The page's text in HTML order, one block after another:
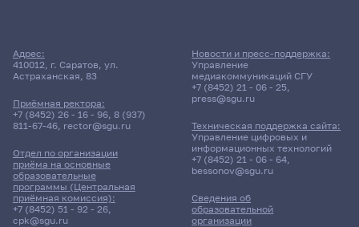
Адрес:
410012, г. Саратов, ул.
Астраханская, 83
Приёмная ректора:
+7 (8452) 26 - 16 - 96, 8 (937)
811-67-46, rector@sgu.ru
Отдел по организации
приёма на основные
образовательные
программы (Центральная
приёмная комиссия):
+7 (8452) 51 - 92 - 26,
cpk@sgu.ru
Сведения об
образовательной
организации
Новости и пресс-поддержка:
Управление
медиакоммуникаций СГУ
+7 (8452) 21 - 06 - 25,
press@sgu.ru
Техническая поддержка сайта:
Управление цифровых и
информационных технологий
+7 (8452) 21 - 06 - 64,
bessonov@sgu.ru